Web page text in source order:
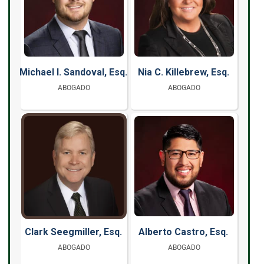
Michael I. Sandoval, Esq.
ABOGADO
Nia C. Killebrew, Esq.
ABOGADO
Clark Seegmiller, Esq.
ABOGADO
Alberto Castro, Esq.
ABOGADO